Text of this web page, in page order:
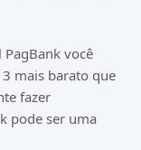
você
mais barato que
fazer
pode ser uma